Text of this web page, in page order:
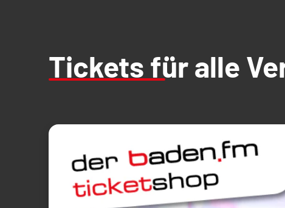
Tickets für alle